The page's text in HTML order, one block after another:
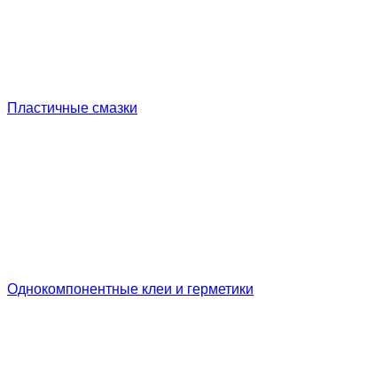
Пластичные смазки
Однокомпонентные клеи и герметики